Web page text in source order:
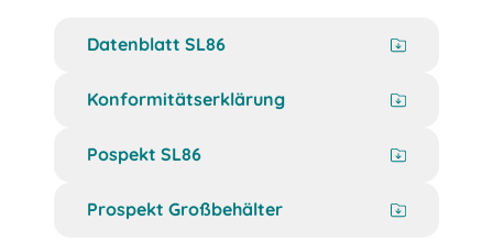
Datenblatt SL86
Konformitätserklärung
Pospekt SL86
Prospekt Großbehälter